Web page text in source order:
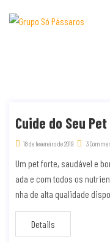
Cuide do Seu Pet
18 de fevereiro de 2019 3
Um pet forte, saudável e
ada e com todos os
nha de alta qualidade
Details